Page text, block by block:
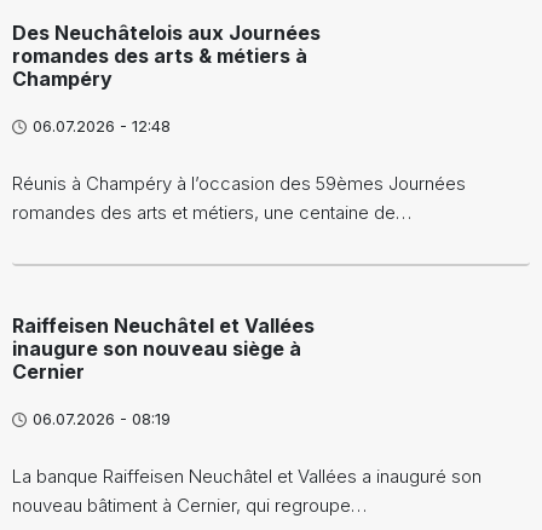
Des Neuchâtelois aux Journées
romandes des arts & métiers à
Champéry
06.07.2026 - 12:48
Réunis à Champéry à l’occasion des 59èmes Journées
romandes des arts et métiers, une centaine de…
Raiffeisen Neuchâtel et Vallées
inaugure son nouveau siège à
Cernier
06.07.2026 - 08:19
La banque Raiffeisen Neuchâtel et Vallées a inauguré son
nouveau bâtiment à Cernier, qui regroupe…